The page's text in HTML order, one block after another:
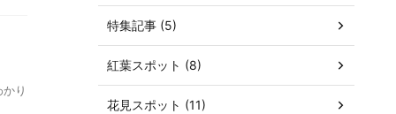
り
特集記事 (5)
紅葉スポット (8)
花見スポット (11)